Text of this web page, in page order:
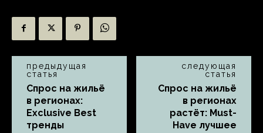
предыдущая
статья
Спрос на жильё
в регионах:
Exclusive Best
тренды
следующая
статья
Спрос на жильё
в регионах
растёт: Must-
Have лучшее